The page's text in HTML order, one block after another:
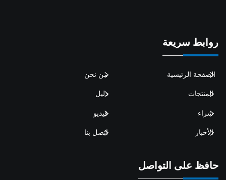
روابط سريعة
الصفحة الرئيسية
من نحن
المنتجات
دليل
شراء
فيديو
الأخبار
اتصل بنا
حافظ على التواصل